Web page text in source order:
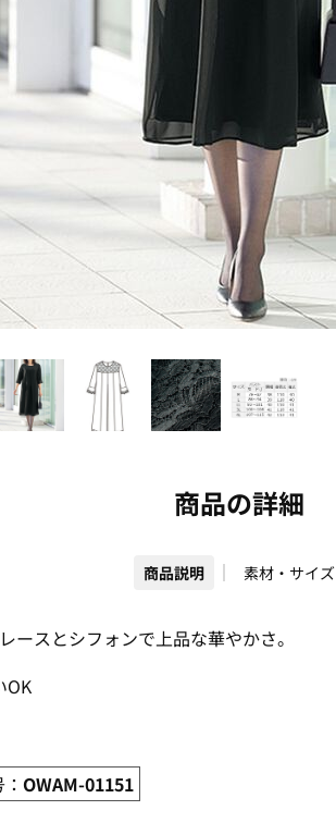
商品の詳細
商品説明 素材・サイズ
ースとシフォンで上品な華やかさ。
OK
OWAM-01151